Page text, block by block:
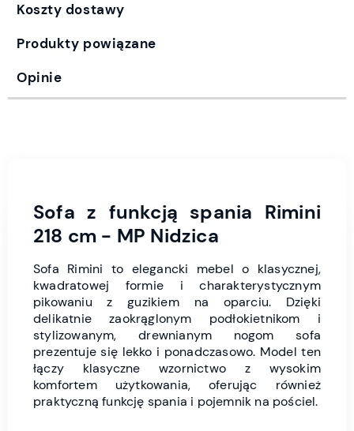
Koszty dostawy
Produkty powiązane
Opinie
Sofa z funkcją spania Rimini
218 cm - MP Nidzica
Sofa Rimini to elegancki mebel o klasycznej,
kwadratowej formie i charakterystycznym
pikowaniu z guzikiem na oparciu. Dzięki
delikatnie zaokrąglonym podłokietnikom i
stylizowanym, drewnianym nogom sofa
prezentuje się lekko i ponadczasowo. Model ten
łączy klasyczne wzornictwo z wysokim
komfortem użytkowania, oferując również
praktyczną funkcję spania i pojemnik na pościel.